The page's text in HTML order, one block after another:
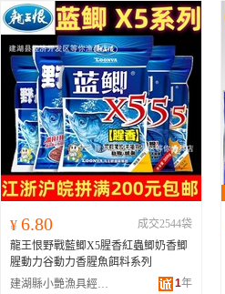
¥ 6.80
成交2544袋
龍王恨野戰藍鯽X5腥香紅蟲鯽奶香鯽
腥動力谷動力香腥魚餌料系列
建湖縣小艷漁具經營部
1年